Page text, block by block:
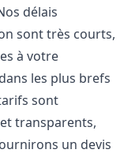
délais
sont très courts,
à votre
les plus brefs
sont
transparents,
un devis